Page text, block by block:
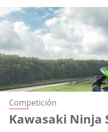
Competición
Kawasaki Ninja